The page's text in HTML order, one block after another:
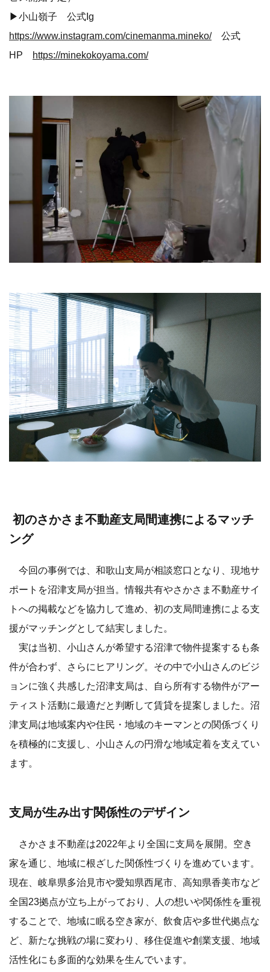
▶小山嶺子 公式Ig
https://www.instagram.com/cinemanma.mineko/ 公式
HP https://minekokoyama.com/
初のさかさま不動産支局間連携によるマッチ
ング
今回の事例では、和歌山支局が相談窓口となり、現地サ
ポートを沼津支局が担当。情報共有やさかさま不動産サイ
トへの掲載などを協力して進め、初の支局間連携による支
援がマッチングとして結実しました。
実は当初、小山さんが希望する沼津で物件提案するも条
件が合わず、さらにヒアリング。その中で小山さんのビジ
ョンに強く共感した沼津支局は、自ら所有する物件がアー
ティスト活動に最適だと判断して賃貸を提案しました。沼
津支局は地域案内や住民・地域のキーマンとの関係づくり
を積極的に支援し、小山さんの円滑な地域定着を支えてい
ます。
支局が生み出す関係性のデザイン
さかさま不動産は2022年より全国に支局を展開。空き
家を通じ、地域に根ざした関係性づくりを進めています。
現在、岐阜県多治見市や愛知県西尾市、高知県香美市など
全国23拠点が立ち上がっており、人の想いや関係性を重視
することで、地域に眠る空き家が、飲食店や多世代拠点な
ど、新たな挑戦の場に変わり、移住促進や創業支援、地域
活性化にも多面的な効果を生んでいます。